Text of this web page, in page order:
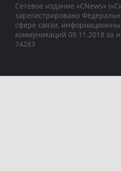
Сетевое издание «CNews»
зарегистрировано
сфере связи,
коммуникаций 09.11.2018
74283